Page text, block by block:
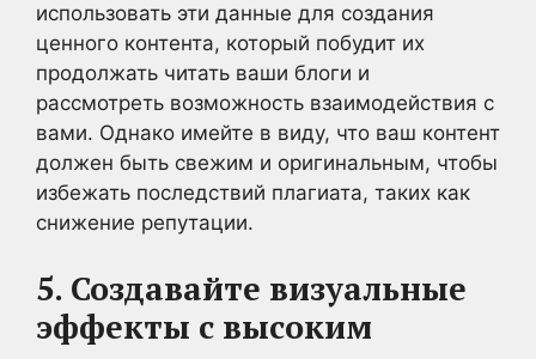
использовать эти данные для создания
ценного контента, который побудит их
продолжать читать ваши блоги и
рассмотреть возможность взаимодействия с
вами. Однако имейте в виду, что ваш контент
должен быть свежим и оригинальным, чтобы
избежать последствий плагиата, таких как
снижение репутации.
5. Создавайте визуальные
эффекты с высоким